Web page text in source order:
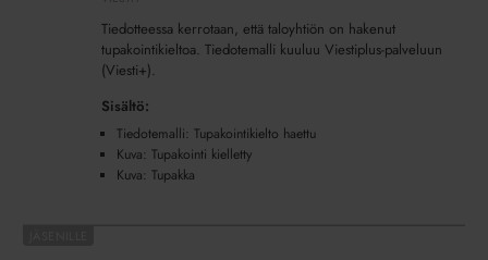
Tiedotteessa kerrotaan, että taloyhtiön on hakenut
tupakointikieltoa. Tiedotemalli kuuluu Viestiplus-palveluun
(Viesti+).
Sisältö:
Tiedotemalli: Tupakointikielto haettu
Kuva: Tupakointi kielletty
Kuva: Tupakka